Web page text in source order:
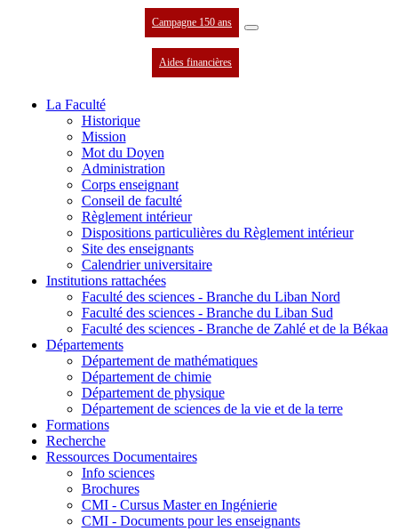
Campagne 150 ans
Aides financières
La Faculté
Historique
Mission
Mot du Doyen
Administration
Corps enseignant
Conseil de faculté
Règlement intérieur
Dispositions particulières du Règlement intérieur
Site des enseignants
Calendrier universitaire
Institutions rattachées
Faculté des sciences - Branche du Liban Nord
Faculté des sciences - Branche du Liban Sud
Faculté des sciences - Branche de Zahlé et de la Békaa
Départements
Département de mathématiques
Département de chimie
Département de physique
Département de sciences de la vie et de la terre
Formations
Recherche
Ressources Documentaires
Info sciences
Brochures
CMI - Cursus Master en Ingénierie
CMI - Documents pour les enseignants